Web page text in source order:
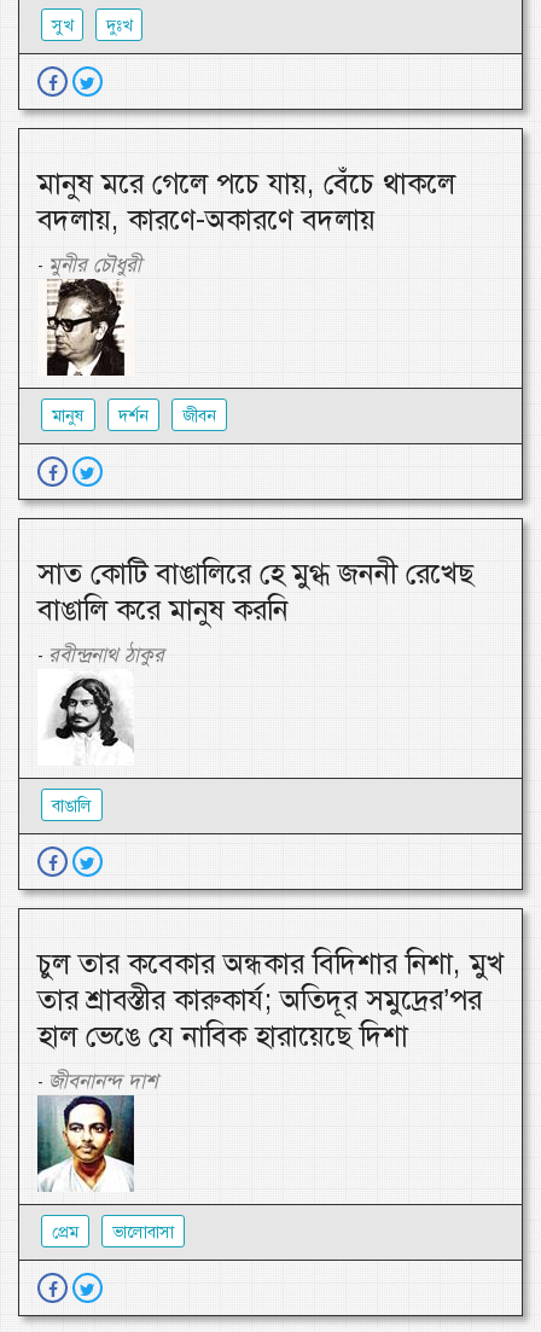
সুখ দুঃখ
মানুষ মরে গেলে পচে যায়, বেঁচে থাকলে
বদলায়, কারণে-অকারণে বদলায়
- মুনীর চৌধুরী
মানুষ দর্শন জীবন
সাত কোটি বাঙালিরে হে মুগ্ধ জননী রেখেছ
বাঙালি করে মানুষ করনি
- রবীন্দ্রনাথ ঠাকুর
বাঙালি
চুল তার কবেকার অন্ধকার বিদিশার নিশা, মুখ
তার শ্রাবস্তীর কারুকার্য; অতিদূর সমুদ্রের’পর
হাল ভেঙে যে নাবিক হারায়েছে দিশা
- জীবনানন্দ দাশ
প্রেম ভালোবাসা